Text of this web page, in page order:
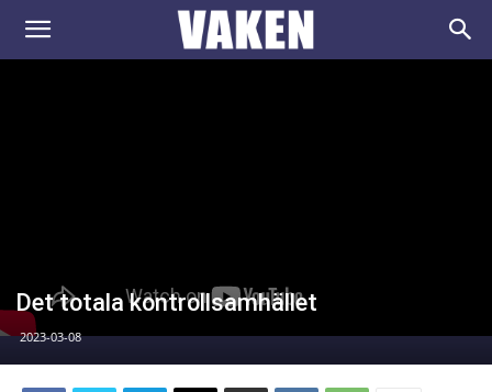
VAKEN.se
Det totala kontrollsamhället
2023-03-08